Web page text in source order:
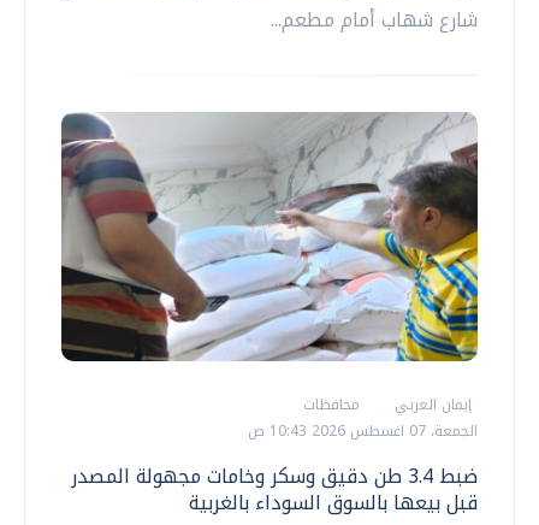
شارع شهاب أمام مطعم...
إيمان العربي
محافظات
الجمعة، 07 اغسطس 2026 10:43 ص
ضبط 3.4 طن دقيق وسكر وخامات مجهولة المصدر
قبل بيعها بالسوق السوداء بالغربية